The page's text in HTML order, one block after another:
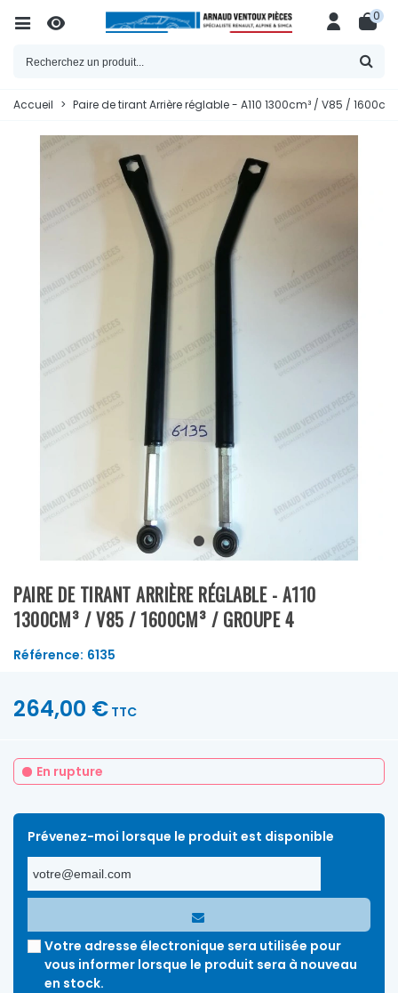
0
Accueil > Paire de tirant Arrière réglable - A110 1300cm³ / V85 /
PAIRE DE TIRANT ARRIÈRE RÉGLABLE - A110
1300CM³ / V85 / 1600CM³ / GROUPE 4
Référence: 6135
264,00 € TTC
En rupture
Prévenez-moi lorsque le produit est disponible
Votre adresse électronique sera utilisée pour
vous informer lorsque le produit sera à nouveau
en stock.